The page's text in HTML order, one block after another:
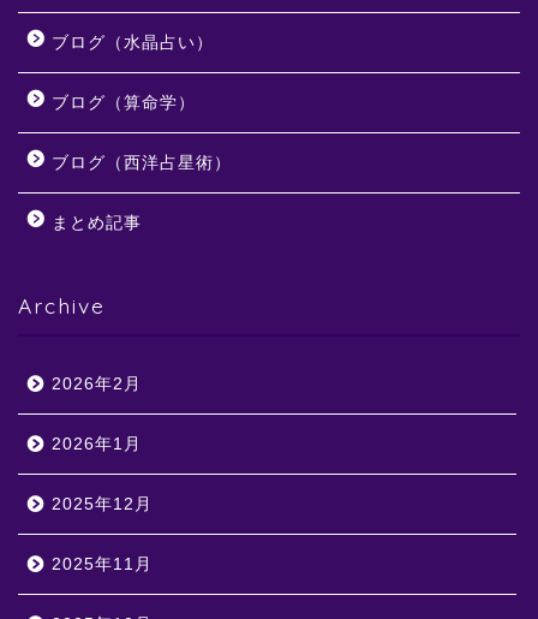
ブログ（水晶占い）
ブログ（算命学）
ブログ（西洋占星術）
まとめ記事
Archive
2026年2月
2026年1月
2025年12月
2025年11月